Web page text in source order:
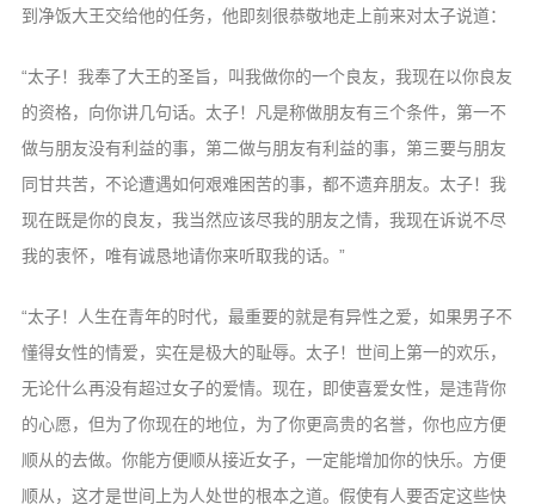
到净饭大王交给他的任务，他即刻很恭敬地走上前来对太子说道：
“太子！我奉了大王的圣旨，叫我做你的一个良友，我现在以你良友
的资格，向你讲几句话。太子！凡是称做朋友有三个条件，第一不
做与朋友没有利益的事，第二做与朋友有利益的事，第三要与朋友
同甘共苦，不论遭遇如何艰难困苦的事，都不遗弃朋友。太子！我
现在既是你的良友，我当然应该尽我的朋友之情，我现在诉说不尽
我的衷怀，唯有诚恳地请你来听取我的话。”
“太子！人生在青年的时代，最重要的就是有异性之爱，如果男子不
懂得女性的情爱，实在是极大的耻辱。太子！世间上第一的欢乐，
无论什么再没有超过女子的爱情。现在，即使喜爱女性，是违背你
的心愿，但为了你现在的地位，为了你更高贵的名誉，你也应方便
顺从的去做。你能方便顺从接近女子，一定能增加你的快乐。方便
顺从，这才是世间上为人处世的根本之道。假使有人要否定这些快